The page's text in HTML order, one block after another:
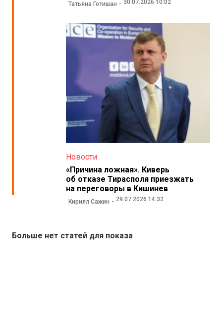
Татьяна Готишан 30.07.2026 10:02
Новости
«Причина ложная». Киверь
об отказе Тирасполя приезжать
на переговоры в Кишинев
Кирилл Сажин 29.07.2026 14:32
Больше нет статей для показа